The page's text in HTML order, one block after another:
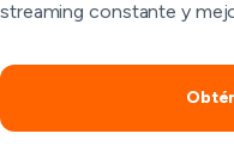
streaming constante y